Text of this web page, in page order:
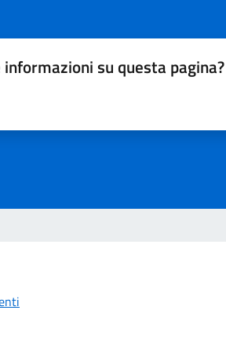
su questa pagina?